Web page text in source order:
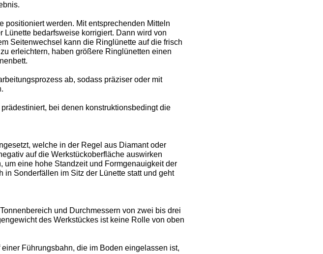
positioniert werden. Mit entsprechenden Mitteln
bedarfsweise korrigiert. Dann wird von
Seitenwechsel kann die Ringlünette auf die frisch
erleichtern, haben größere Ringlünetten einen
ab, sodass präziser oder mit
bei denen konstruktionsbedingt die
welche in der Regel aus Diamant oder
auf die Werkstückoberfläche auswirken
um eine hohe Standzeit und Formgenauigkeit der
Sonderfällen im Sitz der Lünette statt und geht
und Durchmessern von zwei bis drei
des Werkstückes ist keine Rolle von oben
Führungsbahn, die im Boden eingelassen ist,